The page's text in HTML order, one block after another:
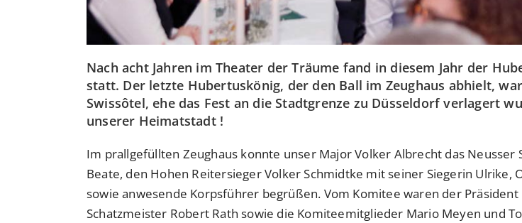
Nach acht Jahren im Theater der Träume fand in diesem Jahr der
statt. Der letzte Hubertuskönig, der den Ball im Zeughaus abhielt,
Swissôtel, ehe das Fest an die Stadtgrenze zu Düsseldorf verlagert
unserer Heimatstadt !
Im prallgefüllten Zeughaus konnte unser Major Volker Albrecht das
Beate, den Hohen Reitersieger Volker Schmidtke mit seiner Siegerin Ulrike,
sowie anwesende Korpsführer begrüßen. Vom Komitee waren der
Schatzmeister Robert Rath sowie die Komiteemitglieder Mario Meyen und